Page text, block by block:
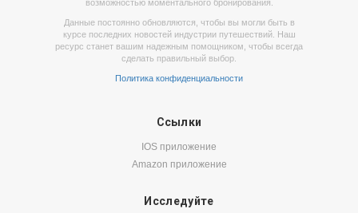
возможностью моментального бронирования.
Данные постоянно обновляются, чтобы вы могли быть в
курсе последних новостей индустрии путешествий. Наш
ресурс станет вашим надежным помощником, чтобы всегда
сделать правильный выбор.
Политика конфиденциальности
Ссылки
IOS приложение
Amazon приложение
Исследуйте